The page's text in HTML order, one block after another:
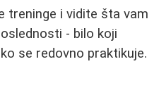
treninge i vidite šta vam
- bilo koji
se redovno praktikuje.